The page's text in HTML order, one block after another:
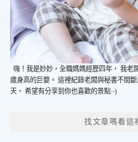
嗨！我是妙妙，全職媽媽經歷四年， 我老
歲身高的巨嬰。 這裡紀錄老闆與秘書不間
天， 希望有分享到你也喜歡的景點:-)
找文章嗎看這